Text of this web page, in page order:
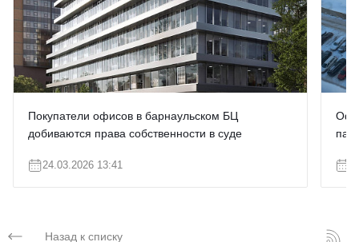
Покупатели офисов в барнаульском БЦ
добиваются права собственности в суде
24.03.2026 13:41
Назад к списку